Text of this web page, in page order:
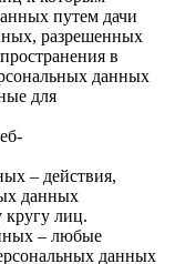
путем дачи
разрешенных
в
данных
для
– действия,
данных
кругу лиц.
– любые
данных